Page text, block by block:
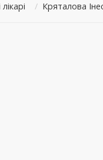
/ Кряталова